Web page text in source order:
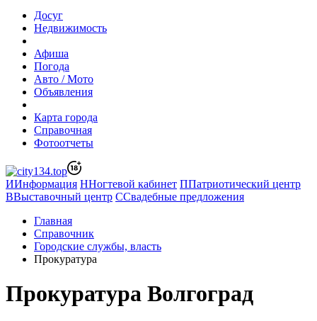
Досуг
Недвижимость
Афиша
Погода
Авто / Мото
Объявления
Карта города
Справочная
Фотоотчеты
ИИнформация ННогтевой кабинет ППатриотический центр
ВВыставочный центр ССвадебные предложения
Главная
Справочник
Городские службы, власть
Прокуратура
Прокуратура Волгоград